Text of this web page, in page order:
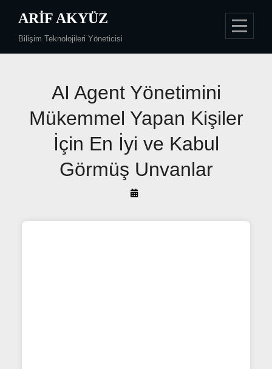
content
ARIF AKYÜZ
Bilişim Teknolojileri Yöneticisi
AI Agent Yönetimini
Mükemmel Yapan Kişiler
İçin En İyi ve Kabul
Görmüş Unvanlar
By
Akyüz